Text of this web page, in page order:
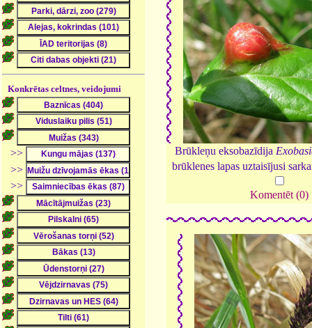
Konkrētas celtnes, veidojumi
>>
>>
>>
Brūkleņu eksobazīdija
brūklenes lapas uztaisījusi
Komentēt (0)